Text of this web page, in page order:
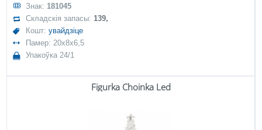
Знак: 181045
Складскія запасы:139,
Кошт:увайдзіце
Памер: 20x8x6,5
Упакоўка 24/1
Figurka Choinka Led